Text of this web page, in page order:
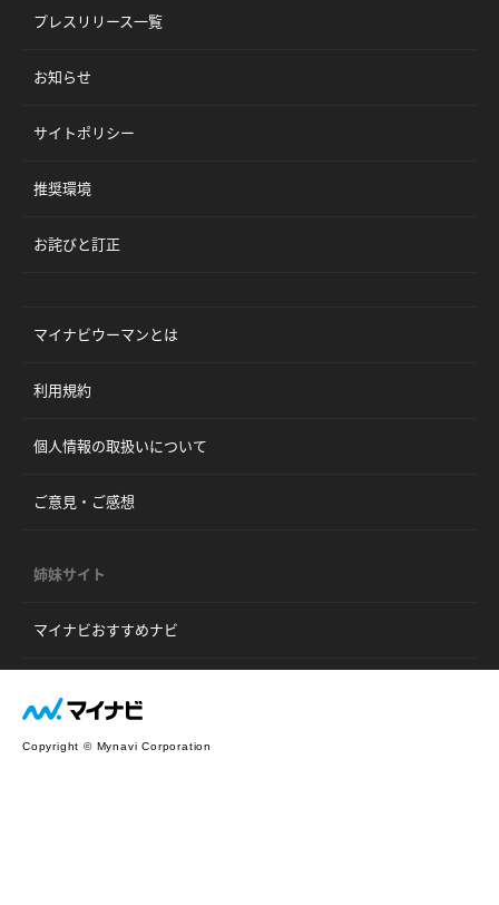
プレスリリース一覧
お知らせ
サイトポリシー
推奨環境
お詫びと訂正
マイナビウーマンとは
利用規約
個人情報の取扱いについて
ご意見・ご感想
姉妹サイト
マイナビおすすめナビ
Copyright © Mynavi Corporation